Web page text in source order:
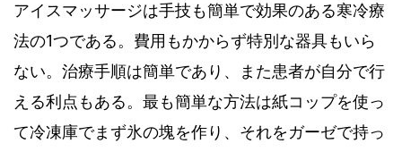
アイスマッサージは手技も簡単で効果のある寒冷療
法の1つである。費用もかからず特別な器具もいら
ない。治療手順は簡単であり、また患者が自分で行
える利点もある。 最も簡単な方法は紙コップを使っ
て冷凍庫でまず氷の塊を作り、それをガーゼで持っ